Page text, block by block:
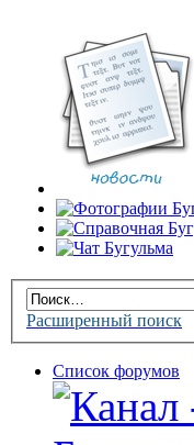
Расширенный поиск
Список форумов